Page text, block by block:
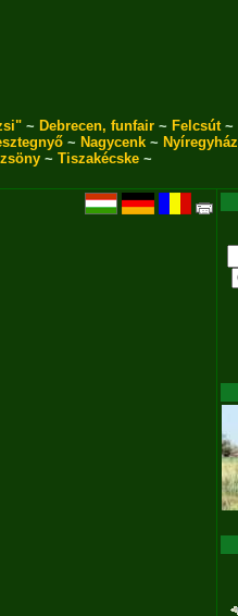
~ Debrecen, funfair~ Felcsút~
~ Nagycenk~
~ Tiszakécske ~